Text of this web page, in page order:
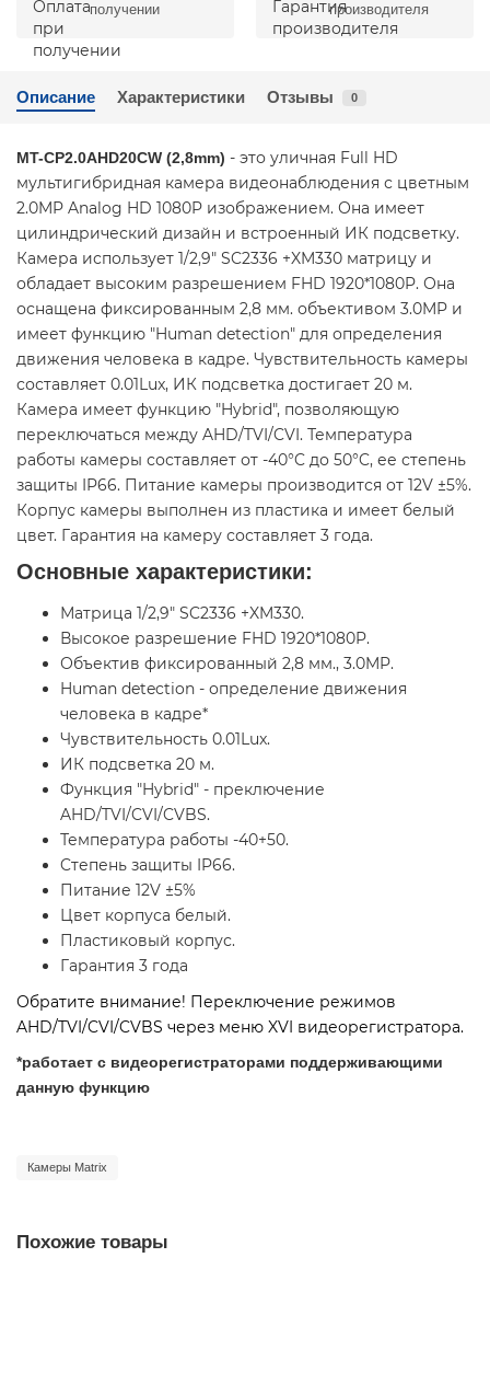
получении
производителя
Описание Характеристики Отзывы 0
MT-CP2.0AHD20CW (2,8mm) - это уличная Full HD
мультигибридная камера видеонаблюдения с цветным
2.0MP Analog HD 1080P изображением. Она имеет
цилиндрический дизайн и встроенный ИК подсветку.
Камера использует 1/2,9" SC2336 +XM330 матрицу и
обладает высоким разрешением FHD 1920*1080P. Она
оснащена фиксированным 2,8 мм. объективом 3.0MP и
имеет функцию "Human detection" для определения
движения человека в кадре. Чувствительность камеры
составляет 0.01Lux, ИК подсветка достигает 20 м.
Камера имеет функцию "Hybrid", позволяющую
переключаться между AHD/TVI/CVI. Температура
работы камеры составляет от -40°C до 50°C, ее степень
защиты IP66. Питание камеры производится от 12V ±5%.
Корпус камеры выполнен из пластика и имеет белый
цвет. Гарантия на камеру составляет 3 года.
Основные характеристики:
Матрица 1/2,9" SC2336 +XM330.
Высокое разрешение FHD 1920*1080P.
Объектив фиксированный 2,8 мм., 3.0MP.
Human detection - определение движения
человека в кадре*
Чувствительность 0.01Lux.
ИК подсветка 20 м.
Функция "Hybrid" - преключение
AHD/TVI/CVI/CVBS.
Температура работы -40+50.
Cтепень защиты IP66.
Питание 12V ±5%
Цвет корпуса белый.
Пластиковый корпус.
Гарантия 3 года
Обратите внимание! Переключение режимов
AHD/TVI/CVI/CVBS через меню XVI видеорегистратора.
*работает с видеорегистраторами поддерживающими
данную функцию
Камеры Matrix
Похожие товары